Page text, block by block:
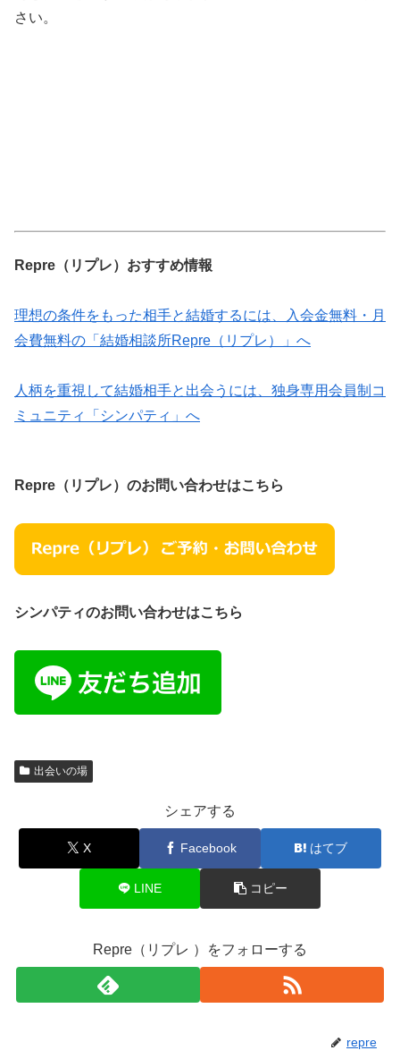
さい。
Repre（リプレ）おすすめ情報
理想の条件をもった相手と結婚するには、入会金無料・月
会費無料の「結婚相談所Repre（リプレ）」へ
人柄を重視して結婚相手と出会うには、独身専用会員制コ
ミュニティ「シンパティ」へ
Repre（リプレ）のお問い合わせはこちら
シンパティのお問い合わせはこちら
出会いの場
シェアする
X Facebook はてブ
LINE コピー
Repre（リプレ ）をフォローする
repre